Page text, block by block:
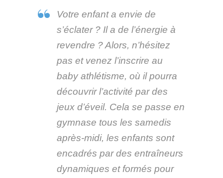
Votre enfant a envie de
s’éclater ? Il a de l’énergie à
revendre ? Alors, n’hésitez
pas et venez l’inscrire au
baby athlétisme, où il pourra
découvrir l’activité par des
jeux d’éveil. Cela se passe en
gymnase tous les samedis
après-midi, les enfants sont
encadrés par des entraîneurs
dynamiques et formés pour